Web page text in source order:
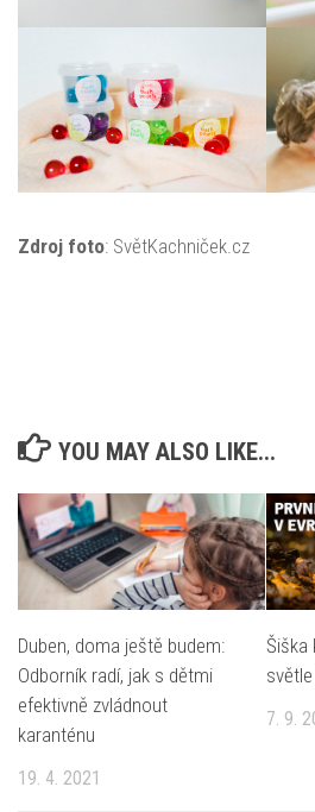
Zdroj foto: SvětKachniček.cz
YOU MAY ALSO LIKE...
Duben, doma ještě budem:
Odborník radí, jak s dětmi
efektivně zvládnout
karanténu
19. 4. 2021
Šiška
7. 9.